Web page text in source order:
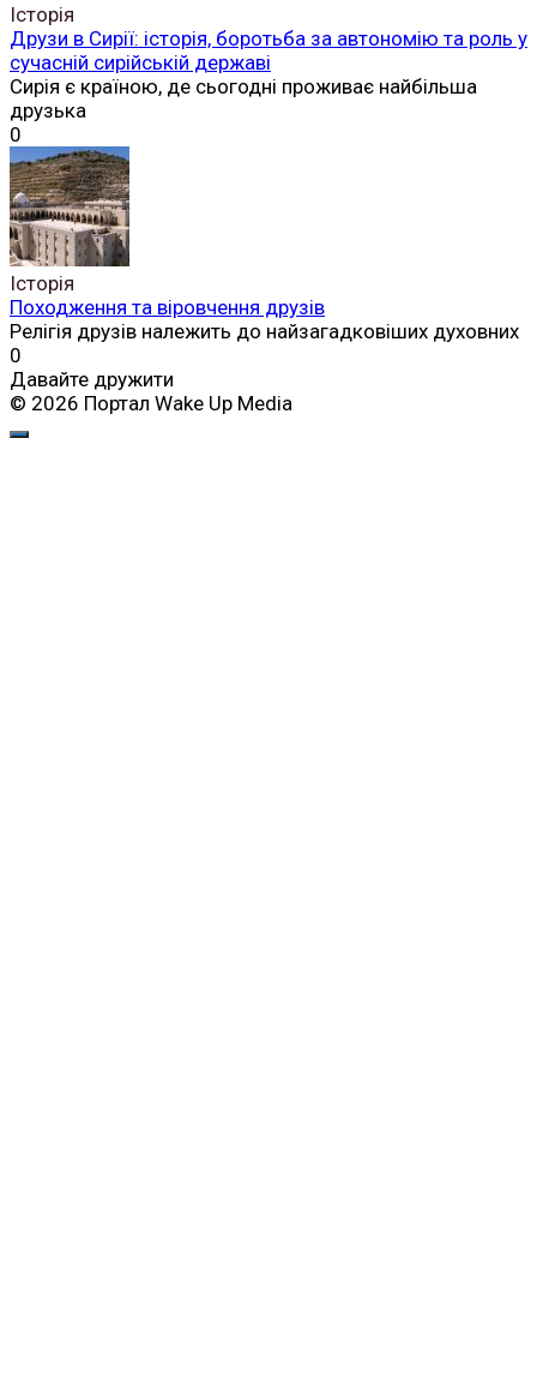
Історія
Друзи в Сирії: історія, боротьба за автономію та роль у
сучасній сирійській державі
Сирія є країною, де сьогодні проживає найбільша
друзька
0
Історія
Походження та віровчення друзів
Релігія друзів належить до найзагадковіших духовних
0
Давайте дружити
© 2026 Портал Wake Up Media